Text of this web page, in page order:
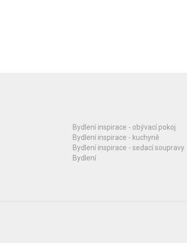
Bydlení inspirace - obývací pokoj
Bydlení inspirace - kuchyně
Bydlení inspirace - sedací soupravy
Bydlení